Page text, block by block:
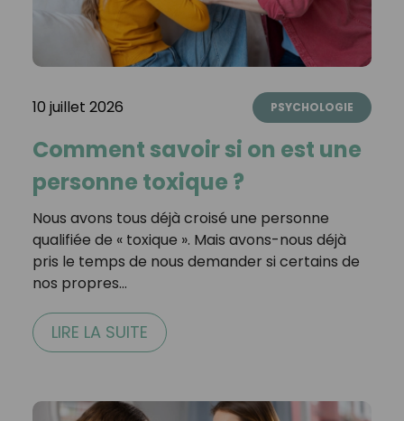
10 juillet 2026 PSYCHOLOGIE
Comment savoir si on est une
personne toxique ?
Nous avons tous déjà croisé une personne
qualifiée de « toxique ». Mais avons-nous déjà
pris le temps de nous demander si certains de
nos propres…
LIRE LA SUITE